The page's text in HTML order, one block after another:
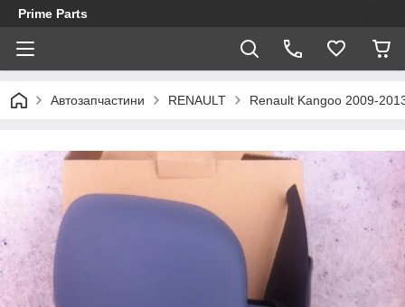
Prime Parts
Автозапчастини RENAULT Renault Kangoo 2009-